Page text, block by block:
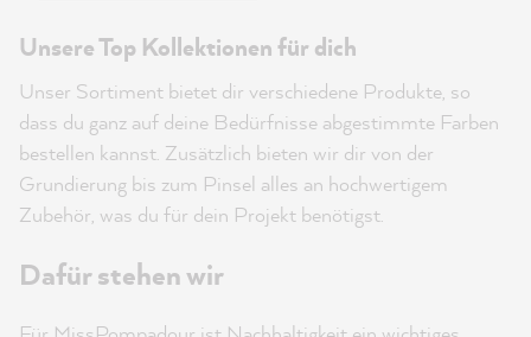
Unsere Top Kollektionen für dich
Unser Sortiment bietet dir verschiedene Produkte, so
dass du ganz auf deine Bedürfnisse abgestimmte Farben
bestellen kannst. Zusätzlich bieten wir dir von der
Grundierung bis zum Pinsel alles an hochwertigem
Zubehör, was du für dein Projekt benötigst.
Dafür stehen wir